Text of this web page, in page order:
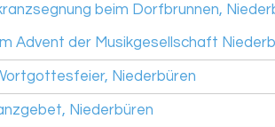
beim Dorfbrunnen,
Advent der Musikgesellschaft
Niederbüren
Niederbüren